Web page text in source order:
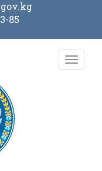
85
Toggle